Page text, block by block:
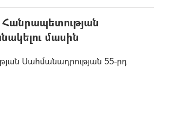
մասին
Սահմանադրության 55-րդ